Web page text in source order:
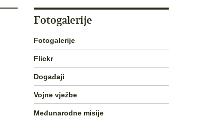
Fotogalerije
Fotogalerije
Flickr
Događaji
Vojne vježbe
Međunarodne misije